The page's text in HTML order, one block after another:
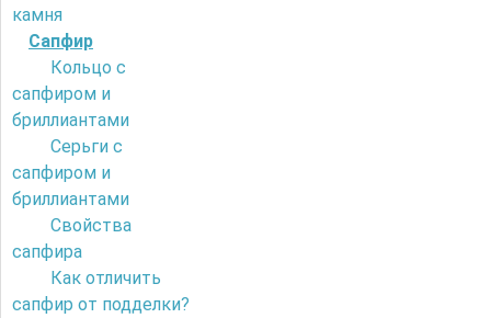
камня
Сапфир
Кольцо с
сапфиром и
бриллиантами
Серьги с
сапфиром и
бриллиантами
Свойства
сапфира
Как отличить
сапфир от подделки?